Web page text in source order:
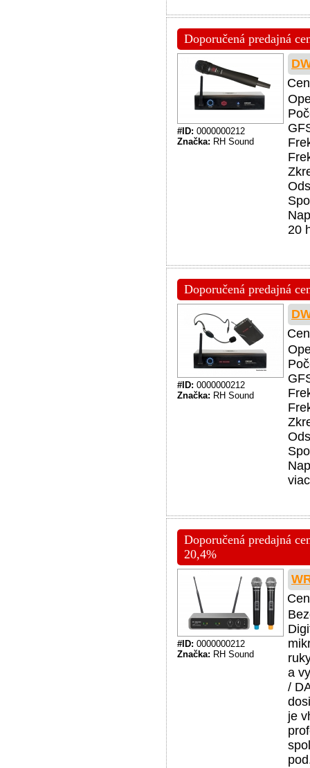
Doporučená predajná
#ID: 0000000212
Značka: RH Sound
20
Doporučená predajná
#ID: 0000000212
Značka: RH Sound
Doporučená predajná
20,4%
#ID: 0000000212
Značka: RH Sound
a
/
je